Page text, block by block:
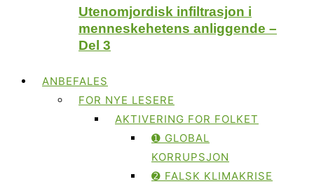
Utenomjordisk infiltrasjon i
menneskehetens anliggende –
Del 3
ANBEFALES
FOR NYE LESERE
AKTIVERING FOR FOLKET
➊ GLOBAL
KORRUPSJON
➋ FALSK KLIMAKRISE